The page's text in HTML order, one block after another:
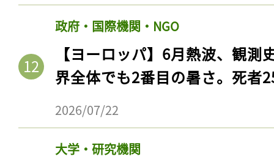
政府・国際機関・NGO
【ヨーロッパ】6月熱波、観
界全体でも2番目の暑さ。死者
2026/07/22
大学・研究機関